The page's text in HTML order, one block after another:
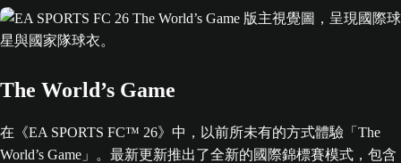
The World’s Game
在《EA SPORTS FC™ 26》中，以前所未有的方式體驗「The
World’s Game」。最新更新推出了全新的國際錦標賽模式，包含